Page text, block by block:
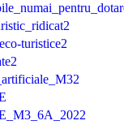
turistice2